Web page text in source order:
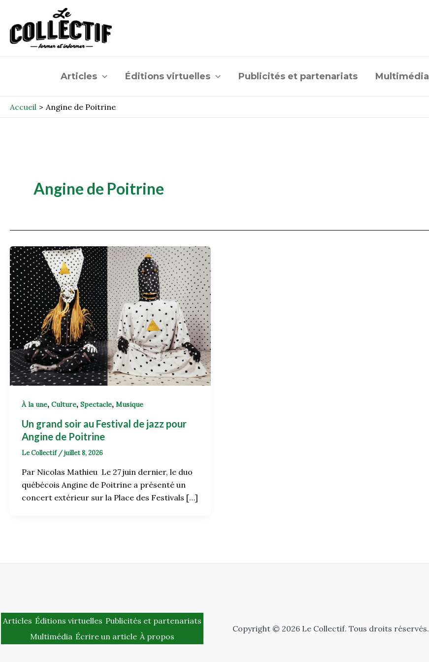
contenu
Articles Éditions virtuelles Publicités et partenariats Multimédia
Accueil Angine de Poitrine
Angine de Poitrine
À la une, Culture, Spectacle, Musique
Un grand soir au Festival de jazz pour
Angine de Poitrine
Le Collectif /juillet 8, 2026
Par Nicolas Mathieu Le 27 juin dernier, le duo
québécois Angine de Poitrine a présenté un
concert extérieur sur la Place des Festivals […]
Articles Éditions virtuelles Publicités et partenariats
Multimédia Écrire un article À propos
Copyright © 2026 Le Collectif. Tous droits réservés.